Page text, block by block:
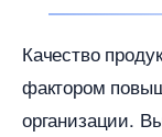
Качество
фактором
организации.​